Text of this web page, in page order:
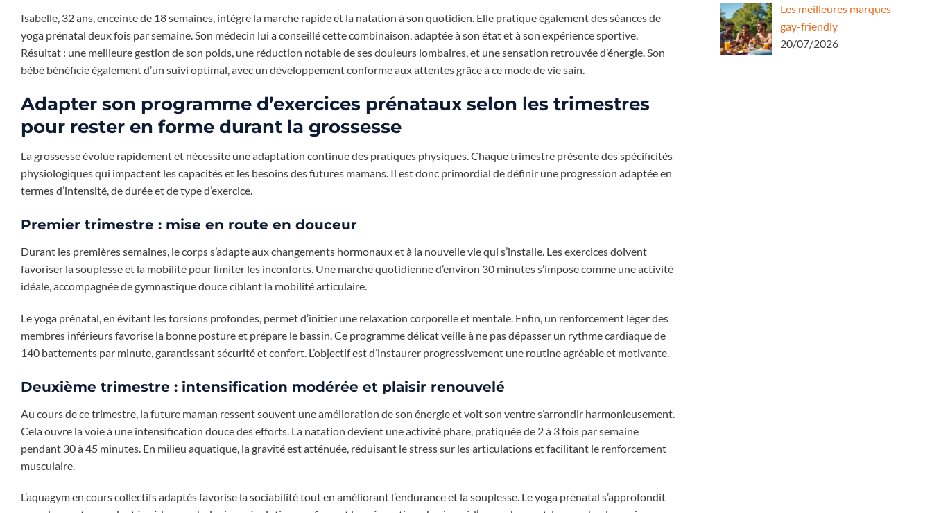
Isabelle, 32 ans, enceinte de 18 semaines, intègre la marche rapide et la natation à son quotidien. Elle pratique également des séances de
yoga prénatal deux fois par semaine. Son médecin lui a conseillé cette combinaison, adaptée à son état et à son expérience sportive.
Résultat : une meilleure gestion de son poids, une réduction notable de ses douleurs lombaires, et une sensation retrouvée d’énergie. Son
bébé bénéficie également d’un suivi optimal, avec un développement conforme aux attentes grâce à ce mode de vie sain.
Adapter son programme d’exercices prénataux selon les trimestres
pour rester en forme durant la grossesse
La grossesse évolue rapidement et nécessite une adaptation continue des pratiques physiques. Chaque trimestre présente des spécificités
physiologiques qui impactent les capacités et les besoins des futures mamans. Il est donc primordial de définir une progression adaptée en
termes d’intensité, de durée et de type d’exercice.
Premier trimestre : mise en route en douceur
Durant les premières semaines, le corps s’adapte aux changements hormonaux et à la nouvelle vie qui s’installe. Les exercices doivent
favoriser la souplesse et la mobilité pour limiter les inconforts. Une marche quotidienne d’environ 30 minutes s’impose comme une activité
idéale, accompagnée de gymnastique douce ciblant la mobilité articulaire.
Le yoga prénatal, en évitant les torsions profondes, permet d’initier une relaxation corporelle et mentale. Enfin, un renforcement léger des
membres inférieurs favorise la bonne posture et prépare le bassin. Ce programme délicat veille à ne pas dépasser un rythme cardiaque de
140 battements par minute, garantissant sécurité et confort. L’objectif est d’instaurer progressivement une routine agréable et motivante.
Deuxième trimestre : intensification modérée et plaisir renouvelé
Au cours de ce trimestre, la future maman ressent souvent une amélioration de son énergie et voit son ventre s’arrondir harmonieusement.
Cela ouvre la voie à une intensification douce des efforts. La natation devient une activité phare, pratiquée de 2 à 3 fois par semaine
pendant 30 à 45 minutes. En milieu aquatique, la gravité est atténuée, réduisant le stress sur les articulations et facilitant le renforcement
musculaire.
L’aquagym en cours collectifs adaptés favorise la sociabilité tout en améliorant l’endurance et la souplesse. Le yoga prénatal s’approfondit
Les meilleures marques
gay-friendly
20/07/2026